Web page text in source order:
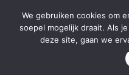
We gebruiken cookies om
soepel mogelijk draait. Als
deze site, gaan we